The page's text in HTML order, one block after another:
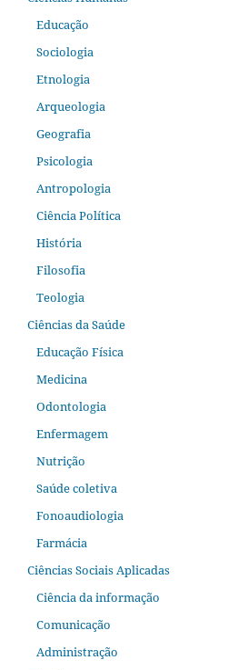
Educação
Sociologia
Etnologia
Arqueologia
Geografia
Psicologia
Antropologia
Ciência Política
História
Filosofia
Teologia
Ciências da Saúde
Educação Física
Medicina
Odontologia
Enfermagem
Nutrição
Saúde coletiva
Fonoaudiologia
Farmácia
Ciências Sociais Aplicadas
Ciência da informação
Comunicação
Administração